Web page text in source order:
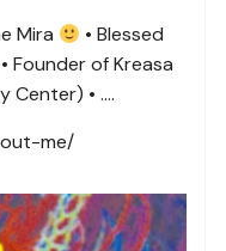
Mira
• Blessed
Founder of Kreasa
Center) • ….
me/